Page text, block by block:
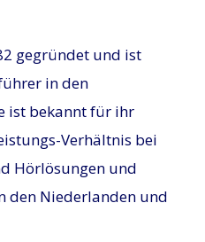
gegründet und ist
in den
ist bekannt für ihr
Verhältnis bei
Hörlösungen und
den Niederlanden und